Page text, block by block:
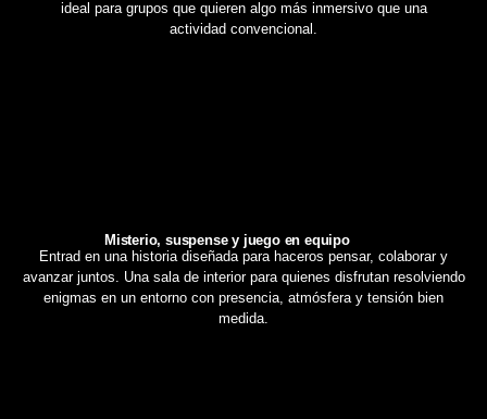
ideal para grupos que quieren algo más inmersivo que una
actividad convencional.
Misterio, suspense y juego en equipo
Entrad en una historia diseñada para haceros pensar, colaborar y
avanzar juntos. Una sala de interior para quienes disfrutan resolviendo
enigmas en un entorno con presencia, atmósfera y tensión bien
medida.